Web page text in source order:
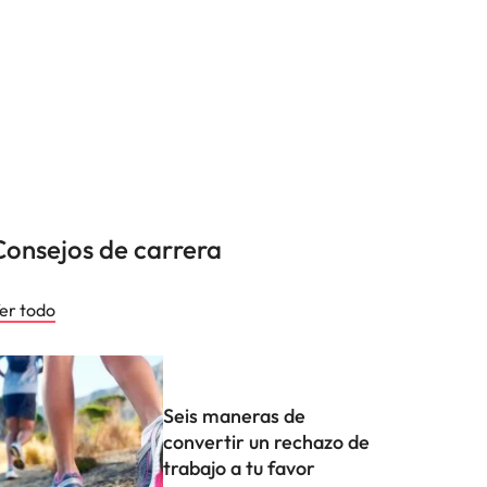
de carrera
todo
Seis maneras de
convertir un rechazo de
trabajo a tu favor